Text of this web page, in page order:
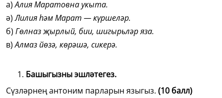
а)Алия Маратовна укыта.
ә)Лилия һәм Марат — күршеләр.
б) Гөлназ җырлый, бии, шигырьләр яза.
в)Алмаз йөзә, көрәшә, сикерә.
Башыгызны эшләтегез.
Сүзләрнең антоним парларын языгыз. (10 балл)